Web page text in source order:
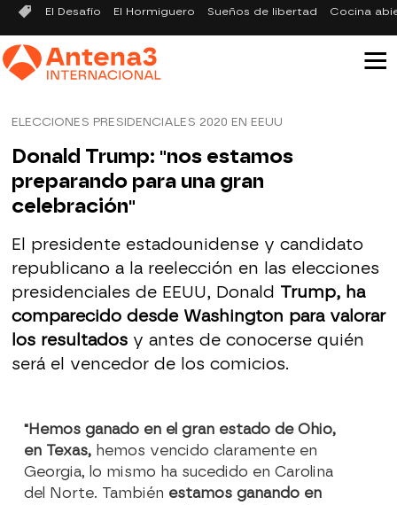
El Desafío El Hormiguero Sueños de libertad Cocina
ELECCIONES PRESIDENCIALES 2020 EN EEUU
Donald Trump: "nos estamos
preparando para una gran
celebración"
El presidente estadounidense y candidato
republicano a la reelección en las elecciones
presidenciales de EEUU, Donald Trump, ha
comparecido desde Washington para valorar
los resultadosy antes de conocerse quién
será el vencedor de los comicios.
"Hemos ganado en el gran estado de Ohio,
en Texas, hemos vencido claramente en
Georgia, lo mismo ha sucedido en Carolina
del Norte. También estamos ganando en